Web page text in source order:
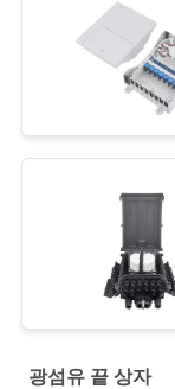
광섬유 끝 상자